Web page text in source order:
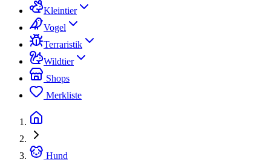
Kleintier
Vogel
Terraristik
Wildtier
Shops
Merkliste
Hund